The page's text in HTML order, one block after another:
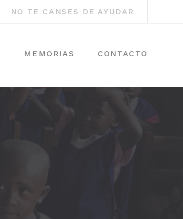
NO TE CANSES DE AYUDAR
MEMORIAS CONTACTO